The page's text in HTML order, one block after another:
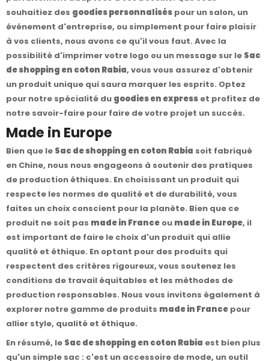
souhaitiez des goodies personnalisés pour un salon, un
événement d'entreprise, ou simplement pour faire plaisir
à vos clients, nous avons ce qu'il vous faut. Avec la
possibilité d'imprimer votre logo ou un message sur le Sac
de shopping en coton Rabia, vous vous assurez d'obtenir
un produit unique qui saura marquer les esprits. Optez
pour notre spécialité du goodies en express et profitez de
notre savoir-faire pour faire de votre projet un succès.
Made in Europe
Bien que le Sac de shopping en coton Rabia soit fabriqué
en Chine, nous nous engageons à soutenir des pratiques
de production éthiques. En choisissant un produit qui
respecte les normes de qualité et de durabilité, vous
faites un choix conscient pour la planète. Bien que ce
produit ne soit pas made in France ou made in Europe, il
est important de faire le choix d'un produit qui allie
qualité et éthique. En optant pour des produits qui
respectent des critères rigoureux, vous soutenez les
conditions de travail équitables et les méthodes de
production responsables. Nous vous invitons également à
explorer notre gamme de produits made in France pour
allier style, qualité et éthique.
En résumé, le Sac de shopping en coton Rabia est bien plus
qu'un simple sac : c'est un accessoire de mode, un outil